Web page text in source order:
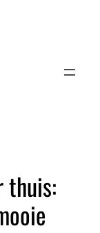
thuis: